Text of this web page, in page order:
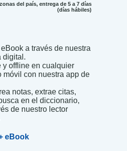
del país, entrega de 5 a 7 días
(días hábiles)
a través de nuestra
digital.
y offline en cualquier
móvil con nuestra app de
notas, extrae citas,
en el diccionario,
de nuestro lector
eBook